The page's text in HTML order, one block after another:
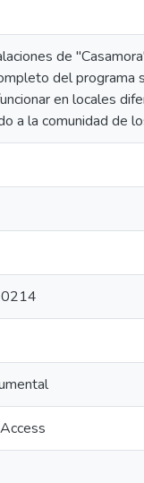
de
del programa
en locales
a la comunidad de